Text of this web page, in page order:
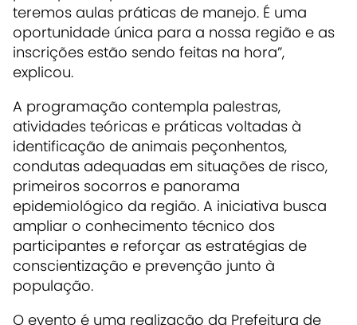
teremos aulas práticas de manejo. É uma
oportunidade única para a nossa região e as
inscrições estão sendo feitas na hora”,
explicou.
A programação contempla palestras,
atividades teóricas e práticas voltadas à
identificação de animais peçonhentos,
condutas adequadas em situações de risco,
primeiros socorros e panorama
epidemiológico da região. A iniciativa busca
ampliar o conhecimento técnico dos
participantes e reforçar as estratégias de
conscientização e prevenção junto à
população.
O evento é uma realização da Prefeitura de